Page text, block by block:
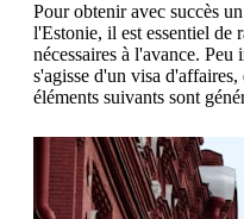
Pour obtenir avec succès
l'Estonie, il est essentiel de
nécessaires à l'avance.
s'agisse d'un visa
éléments suivants sont